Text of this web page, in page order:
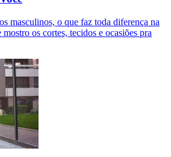
masculinos, o que faz toda diferença na
os cortes, tecidos e ocasiões pra